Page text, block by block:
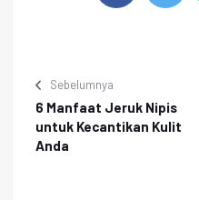
Sebelumnya
6 Manfaat Jeruk Nipis
untuk Kecantikan Kulit
Anda